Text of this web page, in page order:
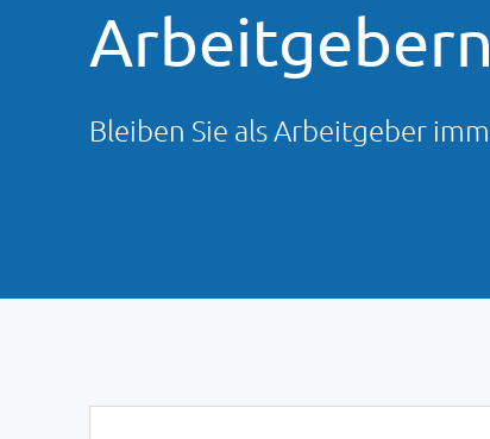
Bleiben Sie als Arbeitgeber